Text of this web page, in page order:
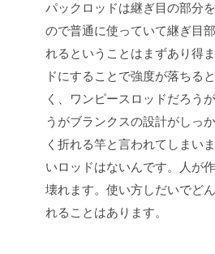
パックロッドは継ぎ目の部分
ので普通に使っていて継ぎ目
れるということはまずあり得
ドにすることで強度が落ちる
く、ワンピースロッドだろう
うがブランクスの設計がしっ
く折れる竿と言われてしまい
いロッドはないんです。人が
壊れます。使い方しだいでど
れることはあります。